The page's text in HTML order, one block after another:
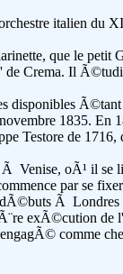
italien du
que le
de Crema. Il
disponibles
1835.
Testore de 1716,
Venise, oÃ¹ il
par se
Ã
exÃ©cution
comme